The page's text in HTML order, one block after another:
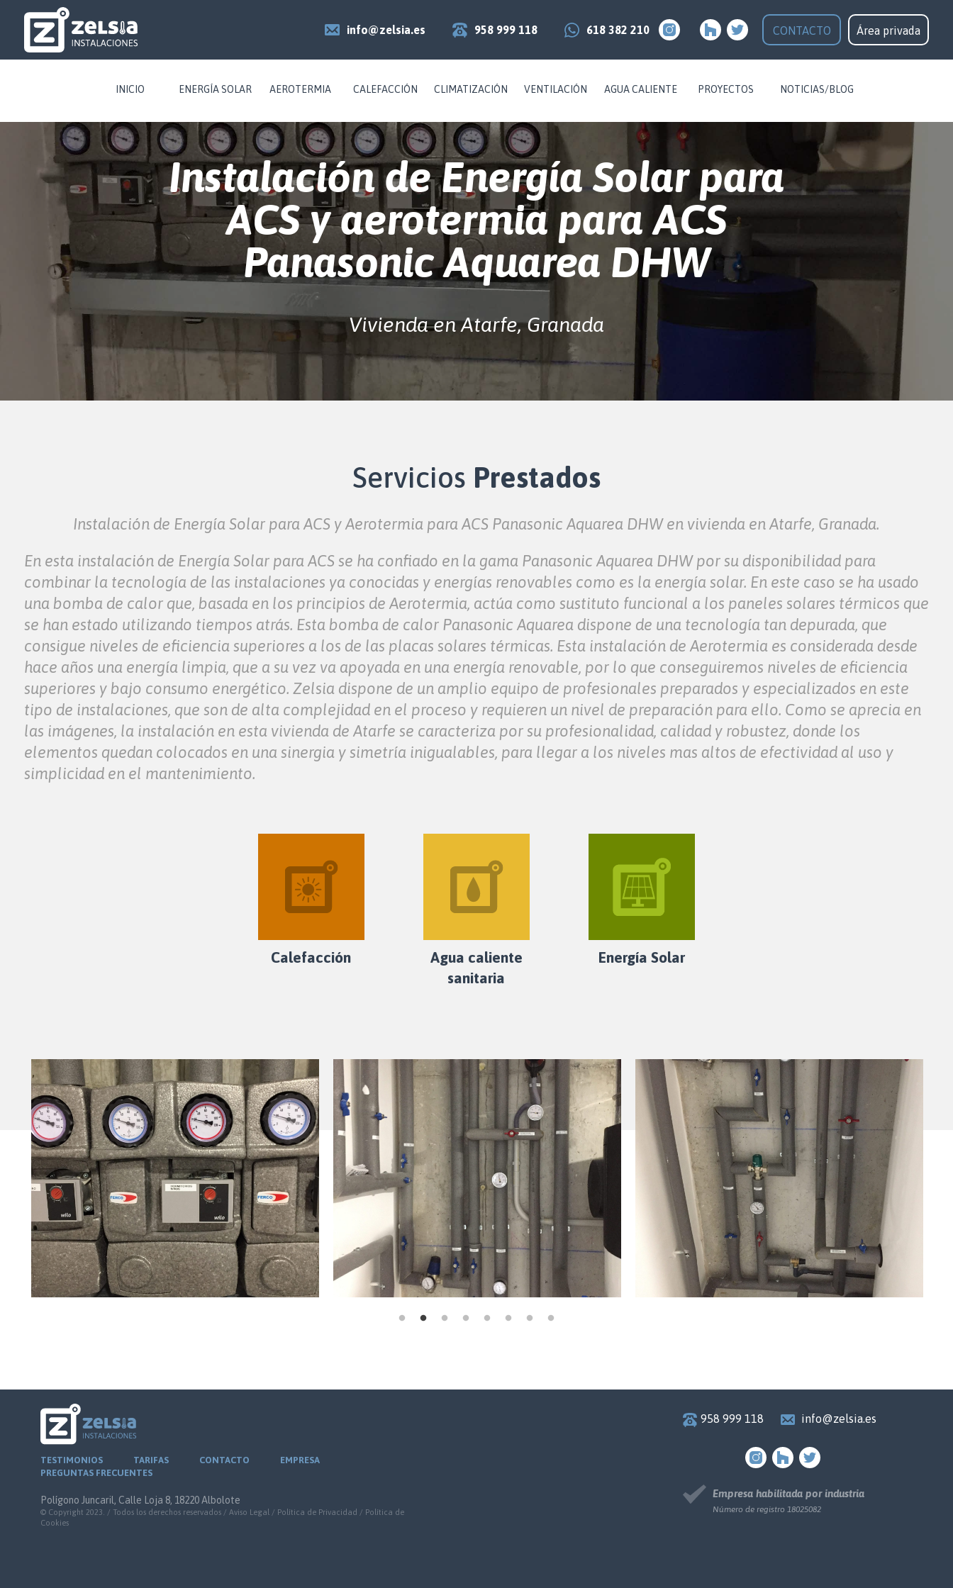
info@zelsia.es 958 999 118 618 382 210 CONTACTO Área privada
INICIO ENERGÍA SOLAR AEROTERMIA CALEFACCIÓN CLIMATIZACIÓN VENTILACIÓN AGUA CALIENTE PROYECTOS NOTICIAS/BLOG
Instalación de Energía Solar para
ACS y aerotermia para ACS
Panasonic Aquarea DHW
Vivienda en Atarfe, Granada
Servicios Prestados
Instalación de Energía Solar para ACS y Aerotermia para ACS Panasonic Aquarea DHW en vivienda en Atarfe, Granada.
En esta instalación de Energía Solar para ACS se ha confiado en la gama Panasonic Aquarea DHW por su disponibilidad para
combinar la tecnología de las instalaciones ya conocidas y energías renovables como es la energía solar. En este caso se ha usado
una bomba de calor que, basada en los principios de Aerotermia, actúa como sustituto funcional a los paneles solares térmicos que
se han estado utilizando tiempos atrás. Esta bomba de calor Panasonic Aquarea dispone de una tecnología tan depurada, que
consigue niveles de eficiencia superiores a los de las placas solares térmicas. Esta instalación de Aerotermia es considerada desde
hace años una energía limpia, que a su vez va apoyada en una energía renovable, por lo que conseguiremos niveles de eficiencia
superiores y bajo consumo energético. Zelsia dispone de un amplio equipo de profesionales preparados y especializados en este
tipo de instalaciones, que son de alta complejidad en el proceso y requieren un nivel de preparación para ello. Como se aprecia en
las imágenes, la instalación en esta vivienda de Atarfe se caracteriza por su profesionalidad, calidad y robustez, donde los
elementos quedan colocados en una sinergia y simetría inigualables, para llegar a los niveles mas altos de efectividad al uso y
simplicidad en el mantenimiento.
Calefacción
Agua caliente
sanitaria
Energía Solar
TESTIMONIOS TARIFAS CONTACTO
EMPRESA
PREGUNTAS FRECUENTES
Polígono Juncaril, Calle Loja 8, 18220 Albolote
© Copyright 2023. / Todos los derechos reservados / Aviso Legal / Política de Privacidad / Política de
Cookies
958 999 118 info@zelsia.es
Empresa habilitada por industria
Número de registro 18025082